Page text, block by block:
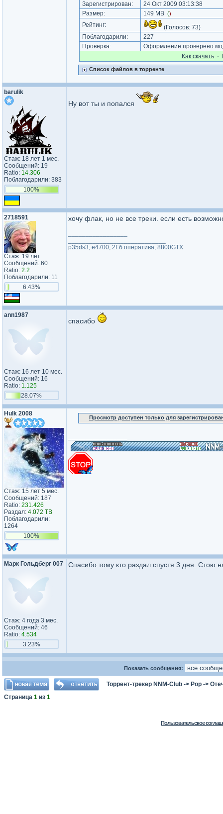
Зарегистрирован:
24 Окт 2009 03:13:38
Размер:
149 MB ()
Рейтинг: (Голосов: 73)
Поблагодарили:
227
Проверка:
Оформление проверено
Как cкачать·
Список файлов в торренте
barulik
Стаж: 18 лет 1 мес.
Сообщений: 19
Ratio: 14.306
Поблагодарили: 383
100%
Ну вот ты и попался
2718591
Стаж: 19 лет
Сообщений: 60
Ratio: 2.2
Поблагодарили: 11
6.43%
хочу флак, но не все треки. если есть
p35ds3, e4700, 2Гб оператива, 8800GTX
ann1987
Стаж: 16 лет 10 мес.
Сообщений: 16
Ratio: 1.125
28.07%
спасибо
Hulk 2008
Стаж: 15 лет 5 мес.
Сообщений: 187
Ratio: 231.426
Раздал: 4.072 TB
Поблагодарили:
1264
100%
Просмотр доступен только для
Марк Гольдберг 007
Стаж: 4 года 3 мес.
Сообщений: 46
Ratio: 4.534
3.23%
Спасибо тому кто раздал спустя 3 дня. Стою
Показать сообщения:
Торрент-трекер NNM-Club -> Pop ->
Страница 1 из 1
Пользовательское